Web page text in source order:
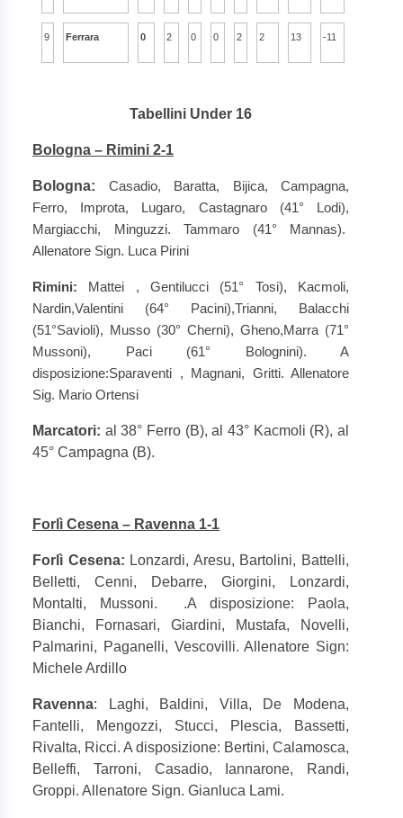
9 Ferrara 0 2 0 0 2 2 13 -11
Tabellini Under 16
Bologna – Rimini 2-1
Bologna: Casadio, Baratta, Bijica, Campagna,
Ferro, Improta, Lugaro, Castagnaro (41° Lodi),
Margiacchi, Minguzzi. Tammaro (41° Mannas).
Allenatore Sign. Luca Pirini
Rimini: Mattei , Gentilucci (51° Tosi), Kacmoli,
Nardin,Valentini (64° Pacini),Trianni, Balacchi
(51°Savioli), Musso (30° Cherni), Gheno,Marra (71°
Mussoni), Paci (61° Bolognini). A
disposizione:Sparaventi , Magnani, Gritti. Allenatore
Sig. Mario Ortensi
Marcatori: al 38° Ferro (B), al 43° Kacmoli (R), al
45° Campagna (B).
Forlì Cesena – Ravenna 1-1
Forlì Cesena: Lonzardi, Aresu, Bartolini, Battelli,
Belletti, Cenni, Debarre, Giorgini, Lonzardi,
Montalti, Mussoni.
.A disposizione: Paola,
Bianchi, Fornasari, Giardini, Mustafa, Novelli,
Palmarini, Paganelli, Vescovilli. Allenatore Sign:
Michele Ardillo
Ravenna: Laghi, Baldini, Villa, De Modena,
Fantelli, Mengozzi, Stucci, Plescia, Bassetti,
Rivalta, Ricci. A disposizione: Bertini, Calamosca,
Belleffi, Tarroni, Casadio, Iannarone, Randi,
Groppi. Allenatore Sign. Gianluca Lami.